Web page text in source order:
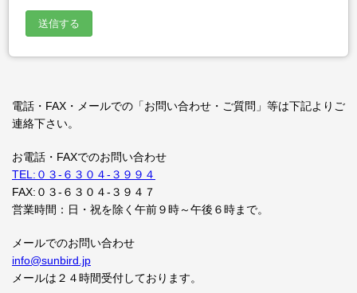
電話・FAX・メールでの「お問い合わせ・ご質問」等は下記よりご
連絡下さい。
お電話・FAXでのお問い合わせ
TEL:０３-６３０４-３９９４
FAX:０３-６３０４-３９４７
営業時間：日・祝を除く午前９時～午後６時まで。
メールでのお問い合わせ
info@sunbird.jp
メールは２４時間受付しております。